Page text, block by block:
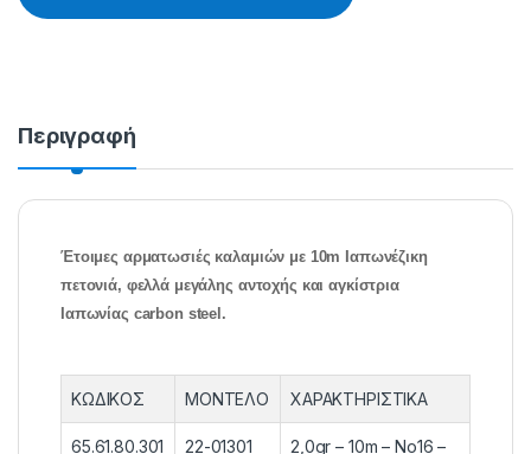
Περιγραφή
Έτοιμες αρματωσιές καλαμιών με 10m Ιαπωνέζικη
πετονιά, φελλά μεγάλης αντοχής και αγκίστρια
Ιαπωνίας carbon steel.
ΚΩΔΙΚΟΣ ΜΟΝΤΕΛΟ ΧΑΡΑΚΤΗΡΙΣΤΙΚΑ
65.61.80.301 22-01301
2,0gr – 10m – No16 –